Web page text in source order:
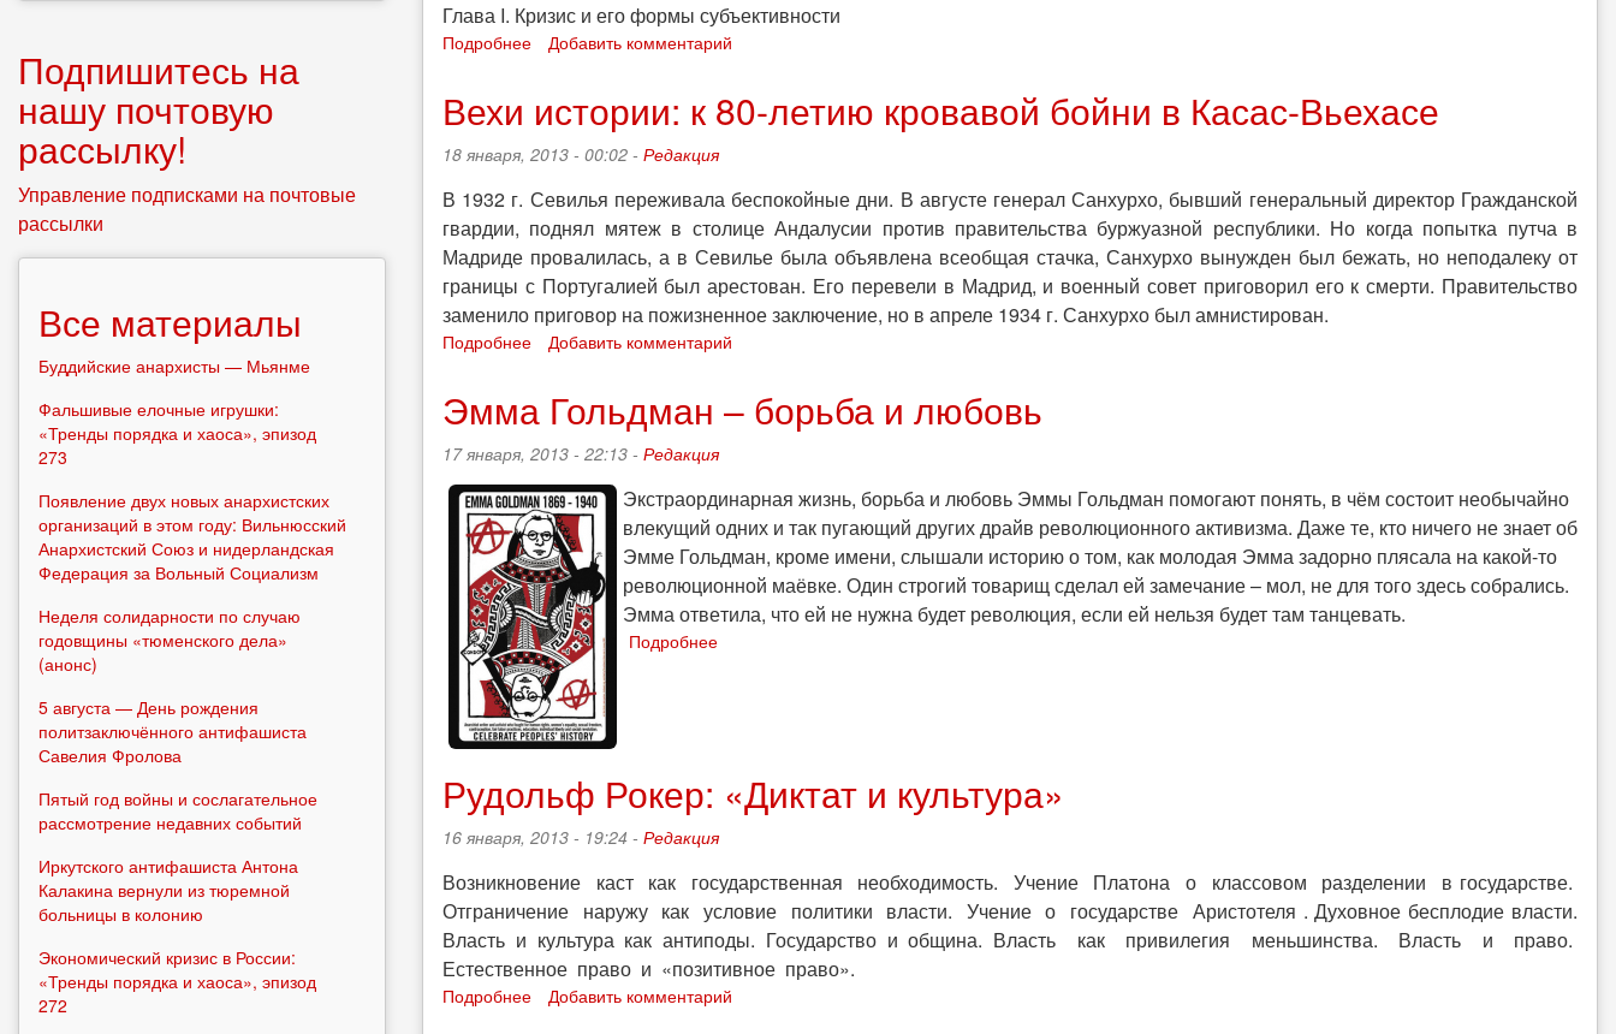
Глава I. Кризис и его формы субъективности
Подробнее
и
Негри:
"Декларация.
Глава
I.
Кризис
и
его
формы
субъективности.
Добавить комментарий
Вехи истории: к 80-летию кровавой бойни в Касас-Вьехасе
18 января, 2013 - 00:02 - Редакция
В 1932 г. Севилья переживала беспокойные дни. В августе генерал Санхурхо, бывший генеральный директор Гражданской
гвардии, поднял мятеж в столице Андалусии против правительства буржуазной республики. Но когда попытка путча в
Мадриде провалилась, а в Севилье была объявлена всеобщая стачка, Санхурхо вынужден был бежать, но неподалеку от
границы с Португалией был арестован. Его перевели в Мадрид, и военный совет приговорил его к смерти. Правительство
заменило приговор на пожизненное заключение, но в апреле 1934 г. Санхурхо был амнистирован.
Подробнее
к
летию
кровавой
бойни
в
Касас-
Вьехасе
Добавить комментарий
Эмма Гольдман – борьба и любовь
17 января, 2013 - 22:13 - Редакция
Экс­тра­ор­ди­нар­ная жизнь, борь­ба и лю­бовь Эммы Гольд­ман по­мо­га­ют по­нять, в чём со­сто­ит необы­чай­но
вле­ку­щий одних и так пу­га­ю­щий дру­гих драйв ре­во­лю­ци­он­но­го ак­ти­виз­ма. Даже те, кто ни­че­го не знает об
Эмме Гольд­ман, кроме имени, слы­ша­ли ис­то­рию о том, как мо­ло­дая Эмма за­дор­но пля­са­ла на ка­кой-то
ре­во­лю­ци­он­ной ма­ёв­ке. Один стро­гий то­ва­рищ сде­лал ей за­ме­ча­ние – мол, не для того здесь со­бра­лись.
Эмма от­ве­ти­ла, что ей не нужна будет ре­во­лю­ция, если ей нель­зя будет там тан­це­вать.
Подробнее
любовь
Рудольф Рокер: «Диктат и культура»
16 января, 2013 - 19:24 - Редакция
Возникновение каст как государственная необходимость. Учение Платона о классовом разделении в государстве.
Отграничение наружу как условие политики власти. Учение о государстве Аристотеля . Духовное бесплодие власти.
Власть и культура как антиподы. Государство и община. Власть как привилегия меньшинства. Власть и право.
Естественное право и «позитивное право».
Подробнее Добавить комментарий
Подпишитесь на
нашу почтовую
рассылку!
Управление подписками на почтовые
рассылки
Все материалы
Буддийские анархисты — Мьянме
Фальшивые елочные игрушки:
«Тренды порядка и хаоса», эпизод
273
Появление двух новых анархистских
организаций в этом году: Вильнюсский
Анархистский Союз и нидерландская
Федерация за Вольный Социализм
Неделя солидарности по случаю
годовщины «тюменского дела»
(анонс)
5 августа — День рождения
политзаключённого антифашиста
Савелия Фролова
Пятый год войны и сослагательное
рассмотрение недавних событий
Иркутского антифашиста Антона
Калакина вернули из тюремной
больницы в колонию
Экономический кризис в России:
«Тренды порядка и хаоса», эпизод
272